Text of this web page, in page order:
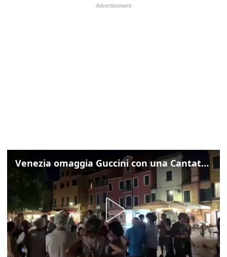
Venezia omaggia Guccini con una Cantata Anarchica in campo Santa Margherita